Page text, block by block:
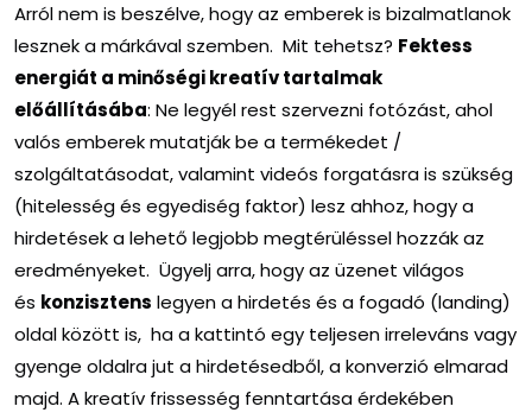
Arról nem is beszélve, hogy az emberek is bizalmatlanok
lesznek a márkával szemben. Mit tehetsz? Fektess
energiát a minőségi kreatív tartalmak
előállításába: Ne legyél rest szervezni fotózást, ahol
valós emberek mutatják be a termékedet /
szolgáltatásodat, valamint videós forgatásra is szükség
(hitelesség és egyediség faktor) lesz ahhoz, hogy a
hirdetések a lehető legjobb megtérüléssel hozzák az
eredményeket. Ügyelj arra, hogy az üzenet világos
és konzisztens legyen a hirdetés és a fogadó (landing)
oldal között is, ha a kattintó egy teljesen irreleváns vagy
gyenge oldalra jut a hirdetésedből, a konverzió elmarad
majd. A kreatív frissesség fenntartása érdekében